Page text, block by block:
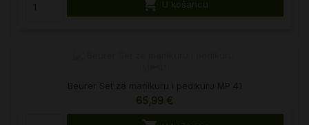
 U košaricu
65,99 €